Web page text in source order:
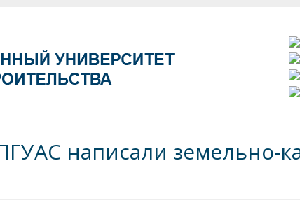
написали земельно-